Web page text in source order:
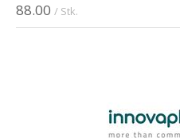
88.00 / Stk.